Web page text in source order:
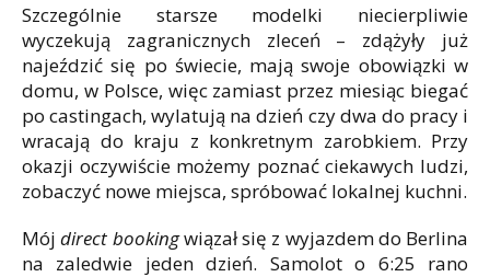
Szczególnie starsze modelki niecierpliwie
wyczekują zagranicznych zleceń – zdążyły już
najeździć się po świecie, mają swoje obowiązki w
domu, w Polsce, więc zamiast przez miesiąc biegać
po castingach, wylatują na dzień czy dwa do pracy i
wracają do kraju z konkretnym zarobkiem. Przy
okazji oczywiście możemy poznać ciekawych ludzi,
zobaczyć nowe miejsca, spróbować lokalnej kuchni.
Mójdirect bookingwiązał się z wyjazdem do Berlina
na zaledwie jeden dzień. Samolot o 6:25 rano